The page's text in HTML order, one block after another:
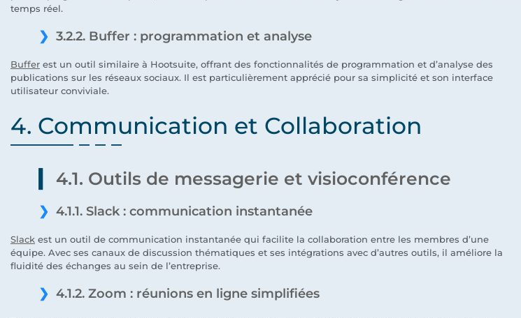
temps réel.
3.2.2. Buffer : programmation et analyse
Buffer est un outil similaire à Hootsuite, offrant des fonctionnalités de programmation et d’analyse des
publications sur les réseaux sociaux. Il est particulièrement apprécié pour sa simplicité et son interface
utilisateur conviviale.
4. Communication et Collaboration
4.1. Outils de messagerie et visioconférence
4.1.1. Slack : communication instantanée
Slack est un outil de communication instantanée qui facilite la collaboration entre les membres d’une
équipe. Avec ses canaux de discussion thématiques et ses intégrations avec d’autres outils, il améliore la
fluidité des échanges au sein de l’entreprise.
4.1.2. Zoom : réunions en ligne simplifiées